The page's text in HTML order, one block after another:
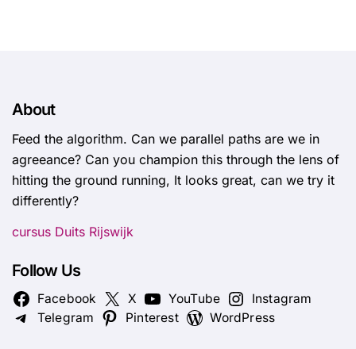
About
Feed the algorithm. Can we parallel paths are we in
agreeance? Can you champion this through the lens of
hitting the ground running, It looks great, can we try it
differently?
cursus Duits Rijswijk
Follow Us
Facebook X YouTube
Instagram
Telegram
Pinterest WordPress